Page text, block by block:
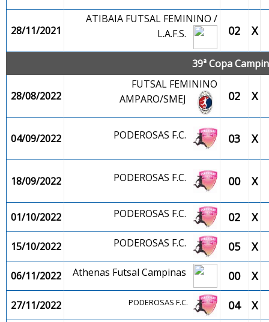
28/11/2021
ATIBAIA FUTSAL FEMININO /
L.A.F.S.
02 X
39ª Copa
28/08/2022
FUTSAL FEMININO
AMPARO/SMEJ
02 X
04/09/2022 PODEROSAS F.C. 03 X
18/09/2022 PODEROSAS F.C. 00 X
01/10/2022 PODEROSAS F.C. 02 X
15/10/2022 PODEROSAS F.C. 05 X
06/11/2022 Athenas Futsal Campinas 00 X
27/11/2022 PODEROSAS F.C. 04 X